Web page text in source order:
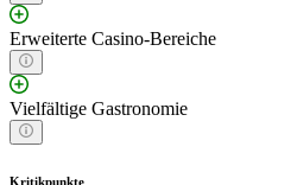
Erweiterte Casino-Bereiche
Vielfältige Gastronomie
Kritikpunkte